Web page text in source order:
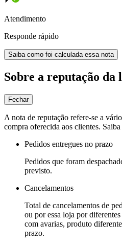
Atendimento
Responde rápido
Saiba como foi calculada essa nota
Sobre a reputação da
Fechar
A nota de reputação refere-se a
compra oferecida aos clientes.
Pedidos entregues no prazo
Pedidos que foram
previsto.
Cancelamentos
Total de cancelamentos de
ou por essa loja por
com avarias, produto
prazo.